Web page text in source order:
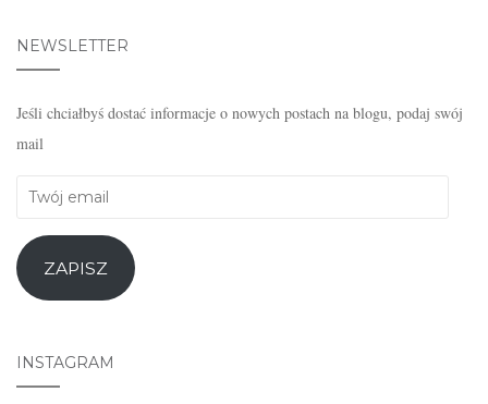
NEWSLETTER
Jeśli chciałbyś dostać informacje o nowych postach na blogu, podaj swój
mail
Twój
ZAPISZ
INSTAGRAM